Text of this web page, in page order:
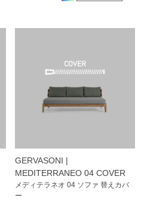
GERVASONI |
MEDITERRANEO 04 COVER
メディテラネオ 04 ソファ 替えカバ
ー